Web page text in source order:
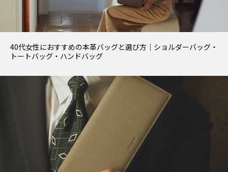
40代女性におすすめの本革バッグと選び方｜ショルダーバッグ・
トートバッグ・ハンドバッグ